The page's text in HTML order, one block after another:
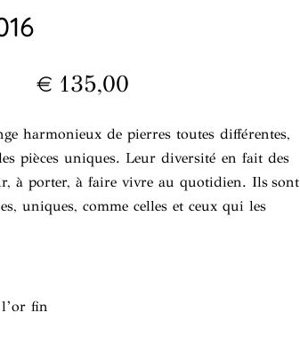
€ 135,00
harmonieux de pierres toutes différentes,
pièces uniques. Leur diversité en fait des
à porter, à faire vivre au quotidien. Ils sont
uniques, comme celles et ceux qui les
fin